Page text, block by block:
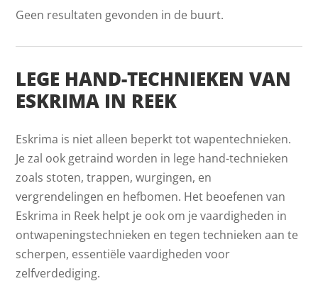
Geen resultaten gevonden in de buurt.
LEGE HAND-TECHNIEKEN VAN
ESKRIMA IN REEK
Eskrima is niet alleen beperkt tot wapentechnieken.
Je zal ook getraind worden in lege hand-technieken
zoals stoten, trappen, wurgingen, en
vergrendelingen en hefbomen. Het beoefenen van
Eskrima in Reek helpt je ook om je vaardigheden in
ontwapeningstechnieken en tegen technieken aan te
scherpen, essentiële vaardigheden voor
zelfverdediging.